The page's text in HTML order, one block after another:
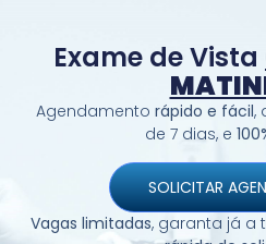
Exame de Vista
Agendamento rápido e fácil,
de 7 dias, e
SOLICITAR
Vagas limitadas, garanta já a